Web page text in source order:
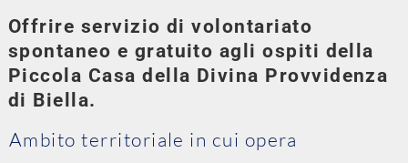
Offrire servizio di volontariato
spontaneo e gratuito agli ospiti della
Piccola Casa della Divina Provvidenza
di Biella.
Ambito territoriale in cui opera